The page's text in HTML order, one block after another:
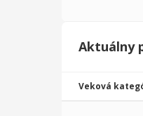
Aktuálny
Veková